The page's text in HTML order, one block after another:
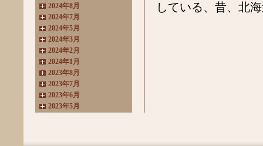
2024年8月
2024年7月
2024年5月
2024年3月
2024年2月
2024年1月
2023年8月
2023年7月
2023年6月
2023年5月
している、昔、北